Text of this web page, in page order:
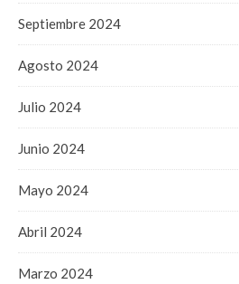
Septiembre 2024
Agosto 2024
Julio 2024
Junio 2024
Mayo 2024
Abril 2024
Marzo 2024